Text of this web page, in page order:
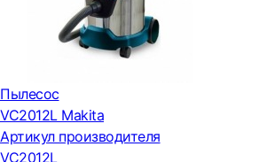
Пылесос
VC2012L Makita
Артикул производителя
VC2012L